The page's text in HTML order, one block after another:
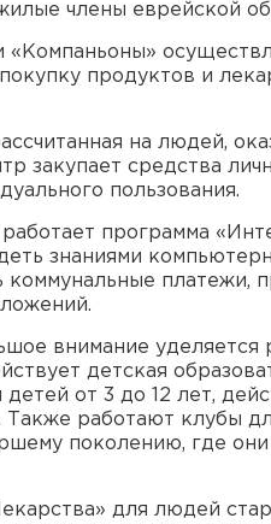
члены еврейской
продуктов и
на людей,
закупает средства
пользования.
программа
знаниями
коммунальные платежи,
внимание
детская
от 3 до 12 лет,
Также работают клубы
поколению, где
для людей